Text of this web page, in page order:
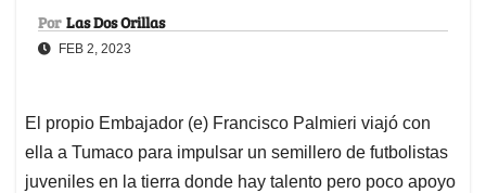
Por Las Dos Orillas
FEB 2, 2023
El propio Embajador (e) Francisco Palmieri viajó con
ella a Tumaco para impulsar un semillero de futbolistas
juveniles en la tierra donde hay talento pero poco apoyo